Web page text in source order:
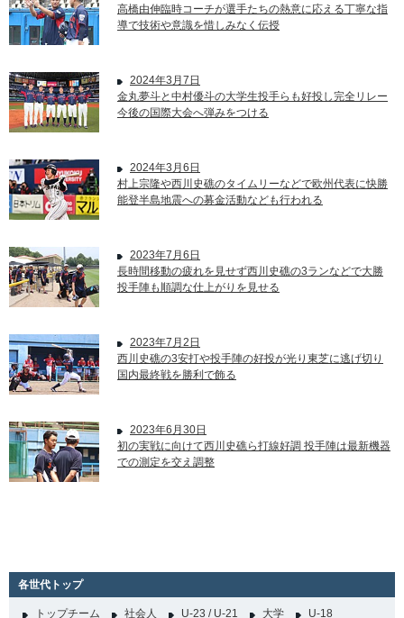
高橋由伸臨時コーチが選手たちの熱意に応える丁寧な指
導で技術や意識を惜しみなく伝授
2024年3月7日
金丸夢斗と中村優斗の大学生投手らも好投し完全リレー
今後の国際大会へ弾みをつける
2024年3月6日
村上宗隆や西川史礁のタイムリーなどで欧州代表に快勝
能登半島地震への募金活動なども行われる
2023年7月6日
長時間移動の疲れを見せず西川史礁の3ランなどで大勝
投手陣も順調な仕上がりを見せる
2023年7月2日
西川史礁の3安打や投手陣の好投が光り東芝に逃げ切り
国内最終戦を勝利で飾る
2023年6月30日
初の実戦に向けて西川史礁ら打線好調 投手陣は最新機器
での測定を交え調整
各世代トップ
トップチーム 社会人 U-23 / U-21 大学 U-18